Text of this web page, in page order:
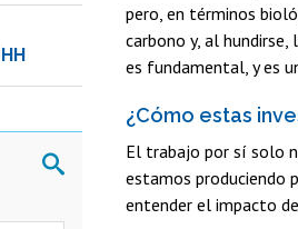
pero, en términos
carbono y, al
es fundamental, y es
¿Cómo estas
El trabajo por sí solo
estamos produciendo
entender el impacto